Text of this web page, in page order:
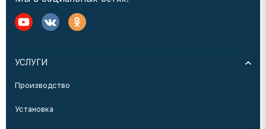
УСЛУГИ
Производство
Установка